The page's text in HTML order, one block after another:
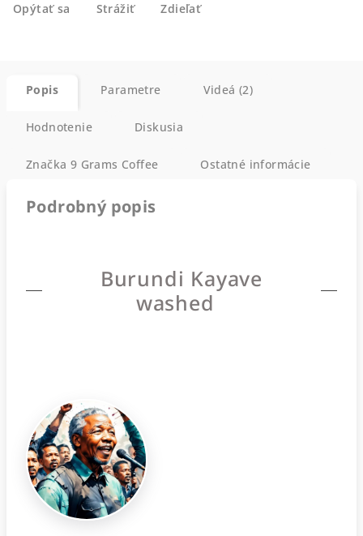
Opýtať sa Strážiť Zdieľať
Popis Parametre Videá (2)
Hodnotenie Diskusia
Značka 9 Grams Coffee Ostatné informácie
Podrobný popis
Burundi Kayave
washed